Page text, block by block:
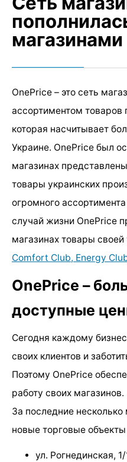
OnePrice – это сеть
ассортиментом
которая насчитывает
Украине. OnePrice был
магазинах
товары украинских
огромного
случай жизни OnePrice
магазинах товары
Comfort Club, Energy
OnePrice –
доступные
Сегодня каждому
своих клиентов и
Поэтому OnePrice
работу своих магазинов.
За последние
новые торговые
ул. Рогнединская,